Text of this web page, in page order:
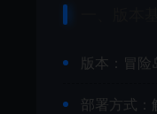
版本：冒
部署方式：